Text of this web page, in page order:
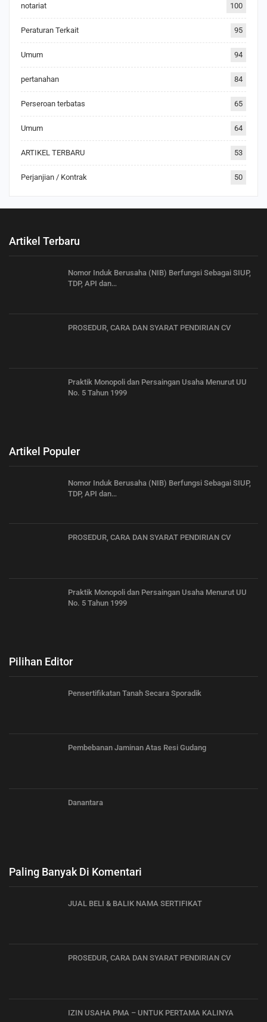
notariat 100
Peraturan Terkait 95
Umum 94
pertanahan 84
Perseroan terbatas 65
Umum 64
ARTIKEL TERBARU 53
Perjanjian / Kontrak 50
Artikel Terbaru
Nomor Induk Berusaha (NIB) Berfungsi Sebagai SIUP,
TDP, API dan…
PROSEDUR, CARA DAN SYARAT PENDIRIAN CV
Praktik Monopoli dan Persaingan Usaha Menurut UU
No. 5 Tahun 1999
Artikel Populer
Nomor Induk Berusaha (NIB) Berfungsi Sebagai SIUP,
TDP, API dan…
PROSEDUR, CARA DAN SYARAT PENDIRIAN CV
Praktik Monopoli dan Persaingan Usaha Menurut UU
No. 5 Tahun 1999
Pilihan Editor
Pensertifikatan Tanah Secara Sporadik
Pembebanan Jaminan Atas Resi Gudang
Danantara
Paling Banyak Di Komentari
JUAL BELI & BALIK NAMA SERTIFIKAT
PROSEDUR, CARA DAN SYARAT PENDIRIAN CV
IZIN USAHA PMA – UNTUK PERTAMA KALINYA